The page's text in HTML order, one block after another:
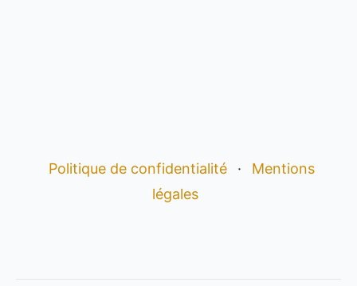
Politique de confidentialité ·
Mentions
légales